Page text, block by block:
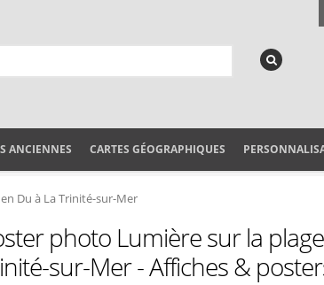
ANCIENNES CARTES GÉOGRAPHIQUES
Du à La Trinité-sur-Mer
photo Lumière sur la
sur-Mer - Affiches &